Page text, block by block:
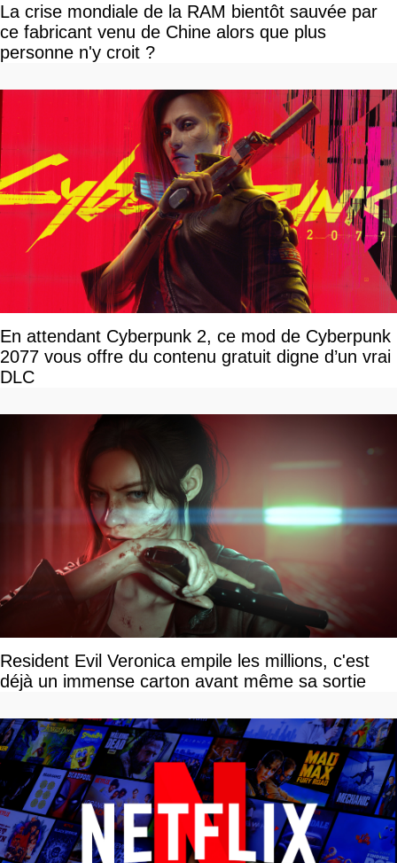
La crise mondiale de la RAM bientôt sauvée par
ce fabricant venu de Chine alors que plus
personne n'y croit ?
En attendant Cyberpunk 2, ce mod de Cyberpunk
2077 vous offre du contenu gratuit digne d’un vrai
DLC
Resident Evil Veronica empile les millions, c'est
déjà un immense carton avant même sa sortie